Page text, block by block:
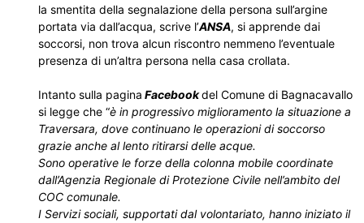
la smentita della segnalazione della persona sull’argine
portata via dall’acqua, scrive l’ANSA, si apprende dai
soccorsi, non trova alcun riscontro nemmeno l’eventuale
presenza di un’altra persona nella casa crollata.
Intanto sulla pagina Facebookdel Comune di Bagnacavallo
si legge che “è in progressivo miglioramento la situazione a
Traversara, dove continuano le operazioni di soccorso
grazie anche al lento ritirarsi delle acque.
Sono operative le forze della colonna mobile coordinate
dall’Agenzia Regionale di Protezione Civile nell’ambito del
COC comunale.
I Servizi sociali, supportati dal volontariato, hanno iniziato il